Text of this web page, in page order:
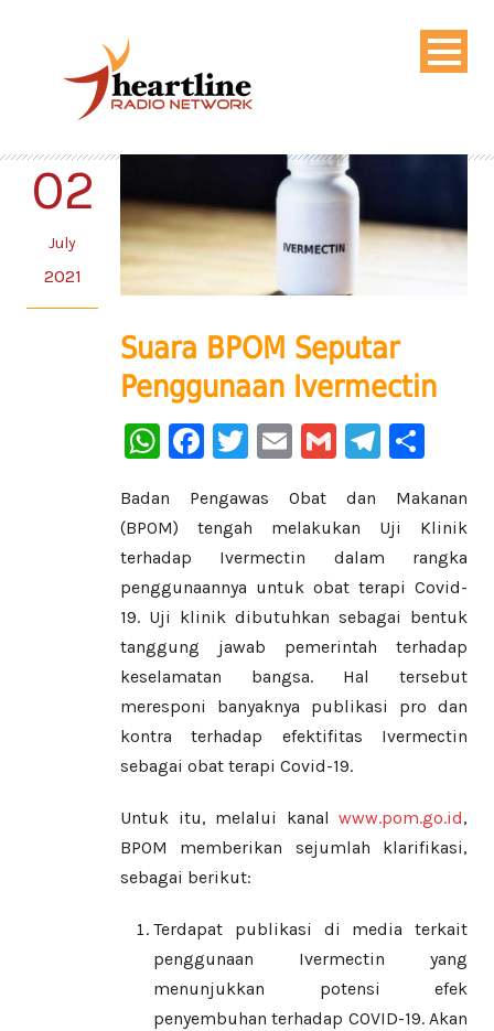
02
July
2021
Suara BPOM Seputar
Penggunaan Ivermectin
WhatsApp
Facebook
Twitter
EmailGmail
Badan Pengawas Obat dan Makanan
(BPOM) tengah melakukan Uji Klinik
terhadap Ivermectin dalam rangka
penggunaannya untuk obat terapi Covid-
19. Uji klinik dibutuhkan sebagai bentuk
tanggung jawab pemerintah terhadap
keselamatan bangsa. Hal tersebut
meresponi banyaknya publikasi pro dan
kontra terhadap efektifitas Ivermectin
sebagai obat terapi Covid-19.
Untuk itu, melalui kanal www.pom.go.id,
BPOM memberikan sejumlah klarifikasi,
sebagai berikut:
Terdapat publikasi di media terkait
penggunaan Ivermectin yang
menunjukkan potensi efek
penyembuhan terhadap COVID-19. Akan